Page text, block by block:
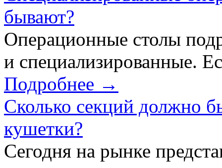
бывают?
Операционные столы
и специализированные.
Подробнее →
Сколько секций должно
кушетки?
Сегодня на рынке